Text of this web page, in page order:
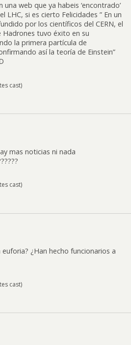
una web que ya habeis ‘encontrado’
LHC, si es cierto Felicidades ” En un
por los científicos del CERN, el
Hadrones tuvo éxito en su
la primera partícula de
así la teoría de Einstein”
cast)
mas noticias ni nada
cast)
euforia? ¿Han hecho funcionarios a
cast)